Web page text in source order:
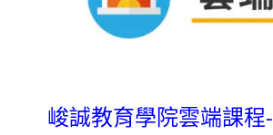
峻誠教育學院雲端課程-